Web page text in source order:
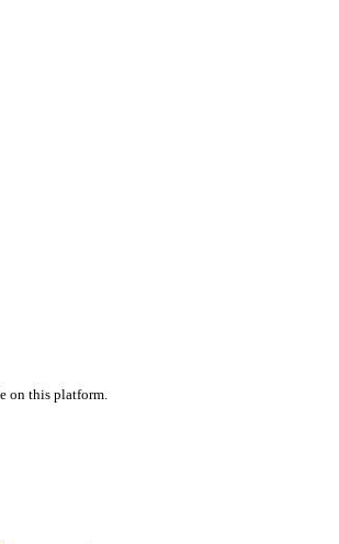
on this platform.